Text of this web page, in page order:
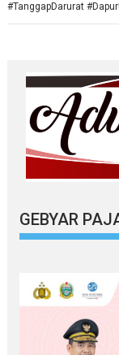
#TanggapDarurat
GEBYAR